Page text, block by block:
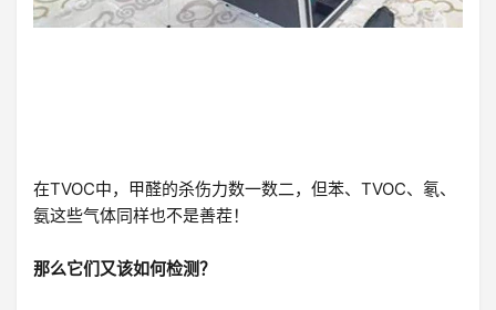
在TVOC中，甲醛的杀伤力数一数二，但苯、TVOC、氡、
氨这些气体同样也不是善茬！
那么它们又该如何检测？